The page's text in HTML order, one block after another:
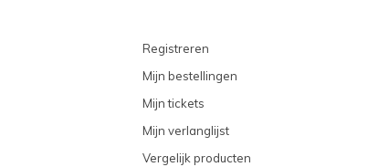
Registreren
Mijn bestellingen
Mijn tickets
Mijn verlanglijst
Vergelijk producten